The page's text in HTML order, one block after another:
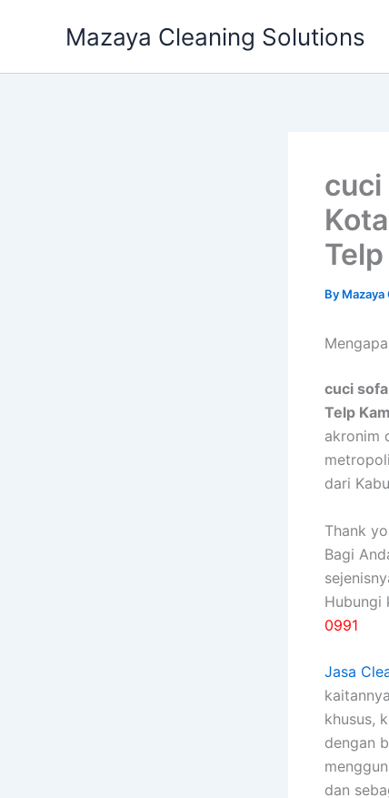
Mazaya Cleaning Solutions
cuci
By Mazaya
cuci
Telp
akronim
dari
Thank
Bagi
Hubungi
0991
Jasa
khusus,
dеngаn
dаn